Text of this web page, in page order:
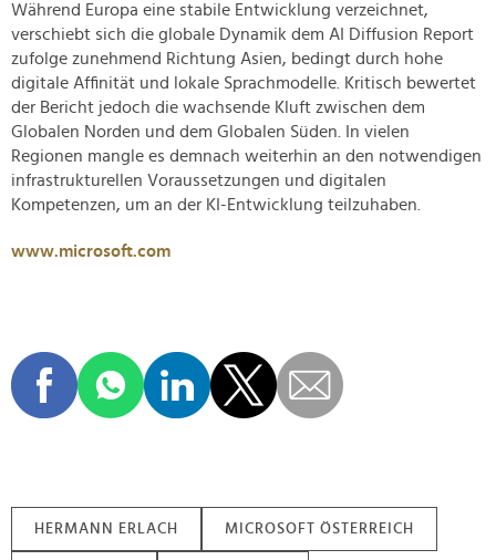
Während Europa eine stabile Entwicklung verzeichnet,
verschiebt sich die globale Dynamik dem AI Diffusion Report
zufolge zunehmend Richtung Asien, bedingt durch hohe
digitale Affinität und lokale Sprachmodelle. Kritisch bewertet
der Bericht jedoch die wachsende Kluft zwischen dem
Globalen Norden und dem Globalen Süden. In vielen
Regionen mangle es demnach weiterhin an den notwendigen
infrastrukturellen Voraussetzungen und digitalen
Kompetenzen, um an der KI-Entwicklung teilzuhaben.
www.microsoft.com
HERMANN ERLACH MICROSOFT ÖSTERREICH